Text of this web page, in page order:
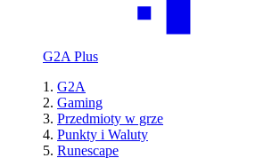
G2A Plus
G2A
Gaming
Przedmioty w grze
Punkty i Waluty
Runescape